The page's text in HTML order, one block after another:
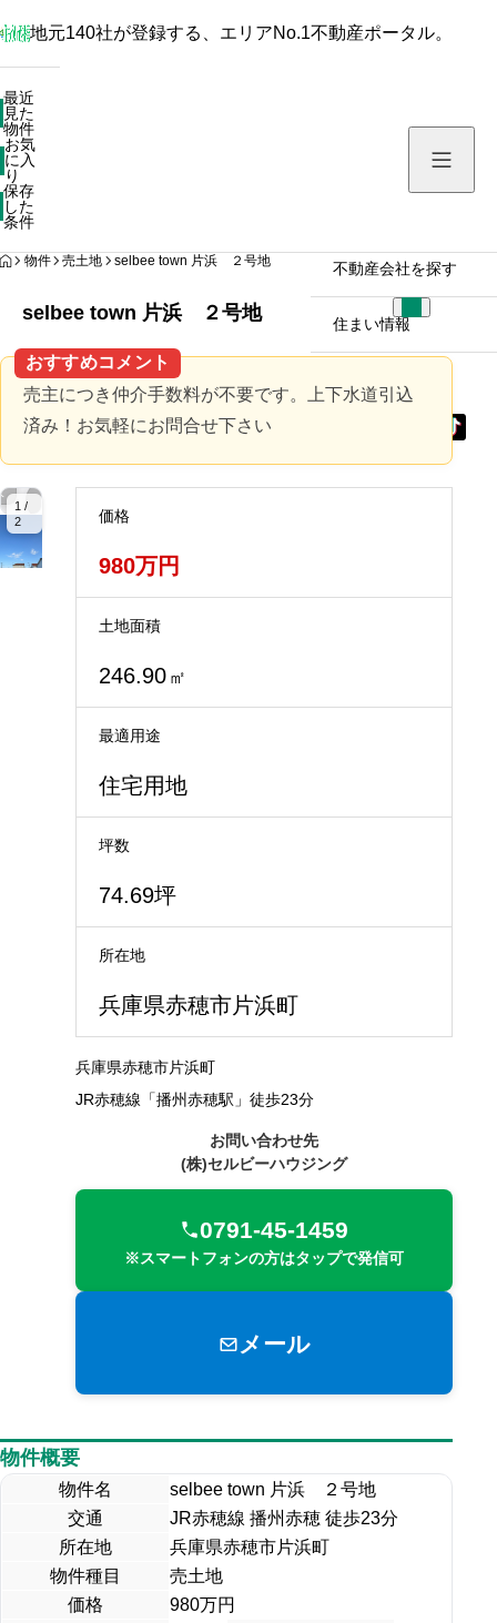
保存した条件
不動産会社を探す
住まい情報
地元140社が登録する、エリアNo.1不動産ポータル。
最近
見た
物件
お気
に入
り
保存
した
条件
HOME
物件 売土地 selbee town 片浜 ２号地
selbee town 片浜 ２号地
おすすめコメント
売主につき仲介手数料が不要です。上下水道引込
済み！お気軽にお問合せ下さい
1 /
2
大
大
大
価格
980万円
土地面積
246.90 ㎡
最適用途
住宅用地
坪数
74.69坪
所在地
兵庫県赤穂市片浜町
兵庫県赤穂市片浜町
JR赤穂線「播州赤穂駅」徒歩23分
お問い合わせ先
(株)セルビーハウジング
0791-45-1459
※スマートフォンの方はタップで発信可
メール
物件概要
物件名
selbee town 片浜 ２号地
交通
JR赤穂線 播州赤穂 徒歩23分
所在地
兵庫県赤穂市片浜町
物件種目
売土地
価格
980万円